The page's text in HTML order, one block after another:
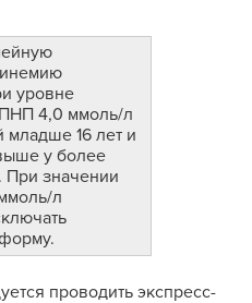
уровне
4,0 ммоль/л
16 лет и
у более
При значении
л
проводить экспресс-